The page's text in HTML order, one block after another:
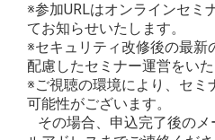
※参加URLはオンラインセミ
てお知らせいたします。
※セキュリティ改修後の最新
配慮したセミナー運営をいた
※ご視聴の環境により、セミ
可能性がございます。
その場合、申込完了後の